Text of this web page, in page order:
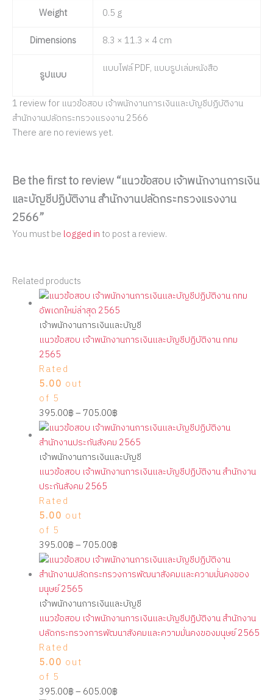
Weight
0.5 g
Dimensions
8.3 × 11.3 × 4 cm
รูปแบบ แบบไฟล์ PDF, แบบรูปเล่มหนังสือ
1 review for แนวข้อสอบ เจ้าพนักงานการเงินและบัญชีปฏิบัติงาน
สำนักงานปลัดกระทรวงแรงงาน 2566
There are no reviews yet.
Be the first to review “แนวข้อสอบ เจ้าพนักงานการเงิน
และบัญชีปฏิบัติงาน สำนักงานปลัดกระทรวงแรงงาน
2566”
You must be logged in to post a review.
Related products
เจ้าพนักงานการเงินและบัญชี
แนวข้อสอบ เจ้าพนักงานการเงินและบัญชีปฏิบัติงาน กทม
2565
Rated
5.00 out
of 5
395.00฿– 705.00฿
เจ้าพนักงานการเงินและบัญชี
แนวข้อสอบ เจ้าพนักงานการเงินและบัญชีปฏิบัติงาน สำนักงาน
ประกันสังคม 2565
Rated
5.00 out
of 5
395.00฿– 705.00฿
เจ้าพนักงานการเงินและบัญชี
แนวข้อสอบ เจ้าพนักงานการเงินและบัญชีปฏิบัติงาน สำนักงาน
ปลัดกระทรวงการพัฒนาสังคมและความมั่นคงของมนุษย์ 2565
Rated
5.00 out
of 5
395.00฿– 605.00฿